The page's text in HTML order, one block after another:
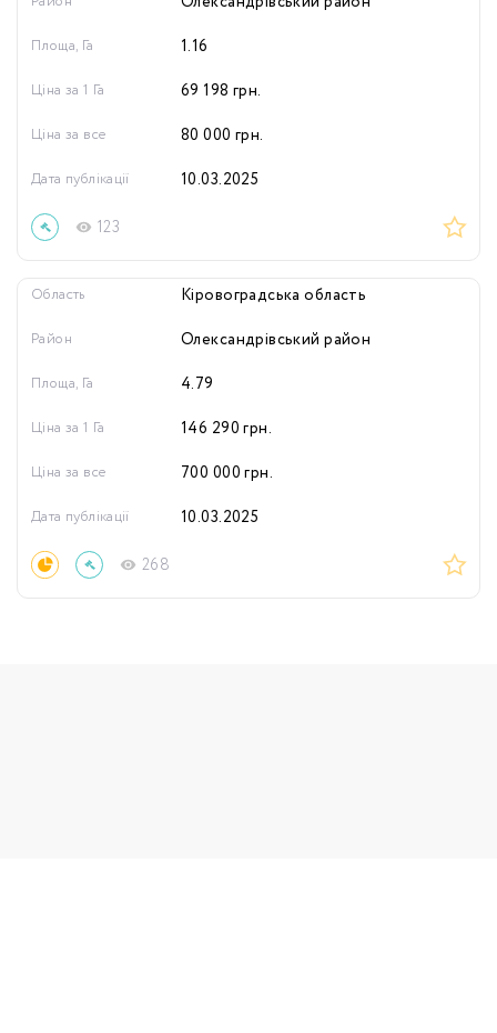
Площа, Га 1.16
Ціна за 1 Га 69 198 грн.
Ціна за все 80 000 грн.
123
Дата публікації 10.03.2025
Область Кіровоградська область
Район Олександрівський район
Площа, Га 4.79
Ціна за 1 Га 146 290 грн.
Ціна за все 700 000 грн.
268
Дата публікації 10.03.2025